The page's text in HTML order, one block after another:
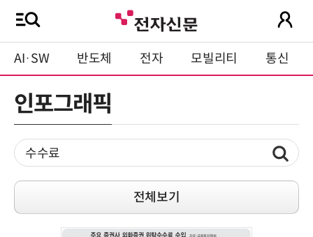
AI·SW 반도체 전자 모빌리티 통신
인포그래픽
전체보기